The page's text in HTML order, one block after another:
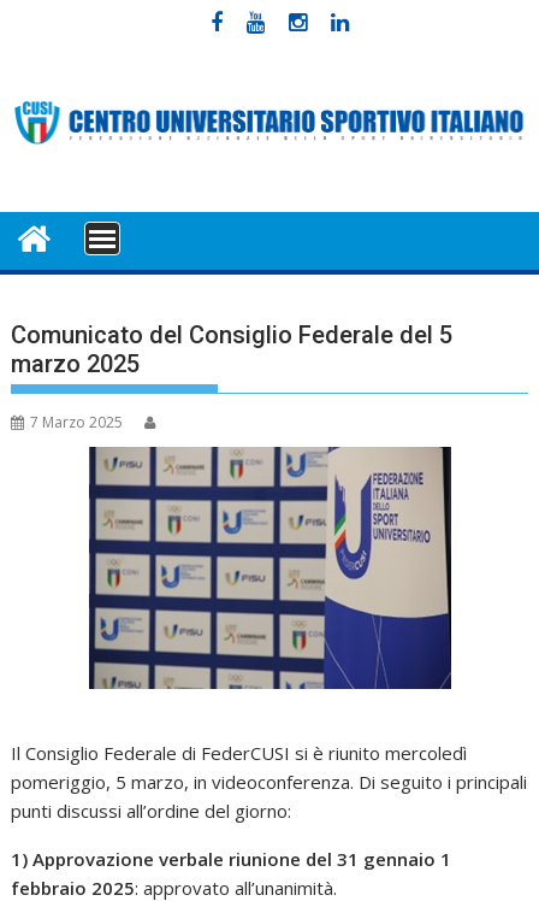
MENU
Comunicato del Consiglio Federale del 5
marzo 2025
7 Marzo 2025
Il Consiglio Federale di FederCUSI si è riunito mercoledì
pomeriggio, 5 marzo, in videoconferenza. Di seguito i principali
punti discussi all’ordine del giorno:
1) Approvazione verbale riunione del 31 gennaio 1
febbraio 2025: approvato all’unanimità.